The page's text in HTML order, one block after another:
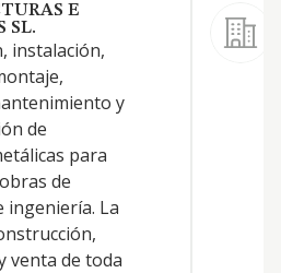
E
SL.
instalación,
y
de
para
de
ingeniería. La
venta de toda